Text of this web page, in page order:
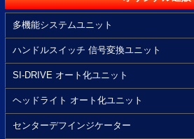
多機能システムユニット
ハンドルスイッチ 信号変換ユニット
SI-DRIVE オート化ユニット
ヘッドライト オート化ユニット
センターデフインジケーター